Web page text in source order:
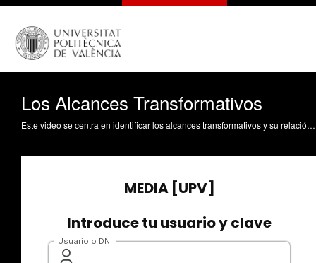
Los Alcances Transformativos
Este video se centra en identificar los alcances transformativos y su relación con las políticas de innovación transformativa, contrastar cada uno de los alcances transformativos e interpretar su uso en iniciativas experimentales de política.